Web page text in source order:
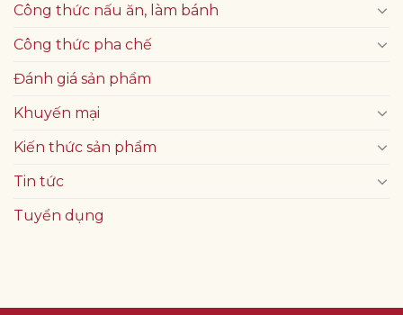
Công thức nấu ăn, làm bánh
Công thức pha chế
Đánh giá sản phẩm
Khuyến mại
Kiến thức sản phẩm
Tin tức
Tuyển dụng